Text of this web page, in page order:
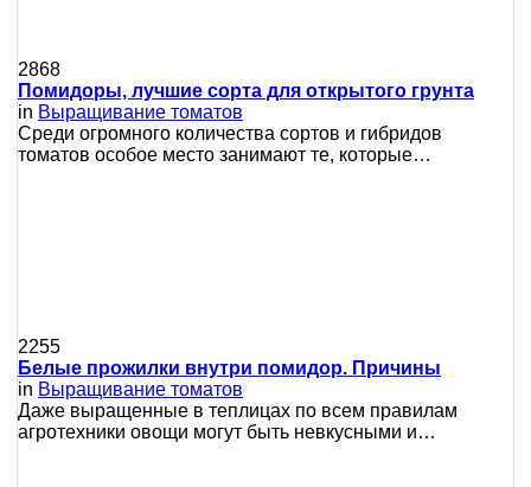
2868
Помидоры, лучшие сорта для открытого грунта
in Выращивание томатов
Среди огромного количества сортов и гибридов
томатов особое место занимают те, которые…
2255
Белые прожилки внутри помидор. Причины
in Выращивание томатов
Даже выращенные в теплицах по всем правилам
агротехники овощи могут быть невкусными и…